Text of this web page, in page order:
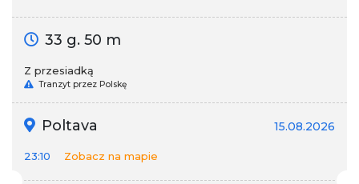
33 g. 50 m
Z przesiadką
Tranzyt przez Polskę
Poltava 15.08.2026
23:10 Zobacz na mapie